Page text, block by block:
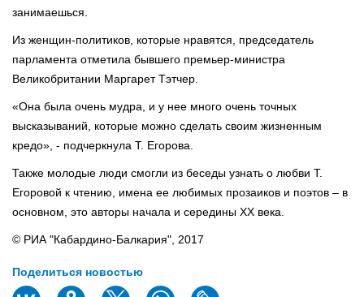
занимаешься.
Из женщин-политиков, которые нравятся, председатель
парламента отметила бывшего премьер-министра
Великобритании Маргарет Тэтчер.
«Она была очень мудра, и у нее много очень точных
высказываний, которые можно сделать своим жизненным
кредо», - подчеркнула Т. Егорова.
Также молодые люди смогли из беседы узнать о любви Т.
Егоровой к чтению, имена ее любимых прозаиков и поэтов – в
основном, это авторы начала и середины ХХ века.
© РИА "Кабардино-Балкария", 2017
Поделиться новостью